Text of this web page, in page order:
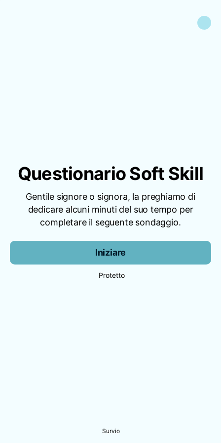
Questionario Soft Skill
Gentile signore o signora, la preghiamo di
dedicare alcuni minuti del suo tempo per
completare il seguente sondaggio.
Iniziare
Protetto
Survio